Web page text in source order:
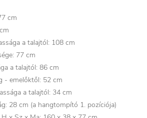
cm
a talajtól: 108 cm
77 cm
a talajtól: 86 cm
- emelőktől: 52 cm
a talajtól: 34 cm
28 cm (a hangtompító 1. pozíciója)